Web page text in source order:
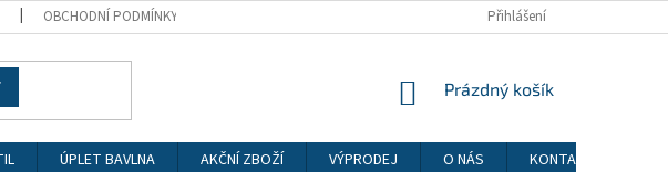
OBCHODNÍ PODMÍNKY Přihlášení
NÁKUPNÍ
Prázdný košík
ÚPLET BAVLNA AKČNÍ ZBOŽÍ VÝPRODEJ O NÁS
KONTAKTY